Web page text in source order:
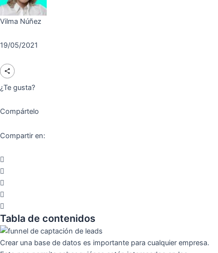
Vilma Núñez
19/05/2021
¿Te gusta?
Compártelo
Compartir en:
Tabla de contenidos
Crear una base de datos es importante para cualquier empresa.